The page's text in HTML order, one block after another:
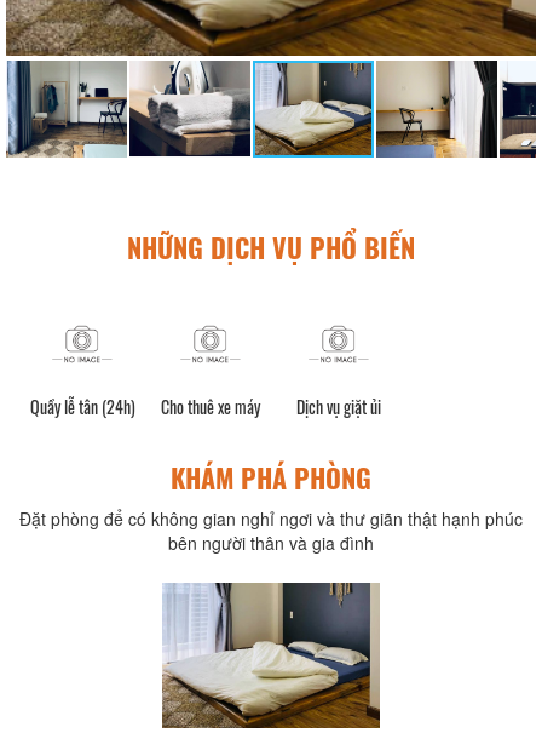
NHỮNG DỊCH VỤ PHỔ BIẾN
Quầy lễ tân (24h) Cho thuê xe máy Dịch vụ giặt ủi
KHÁM PHÁ PHÒNG
Đặt phòng để có không gian nghỉ ngơi và thư giãn thật hạnh phúc
bên người thân và gia đình